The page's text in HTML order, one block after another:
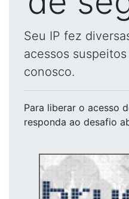
Seu IP fez
acessos
conosco.
Para liberar o acesso
responda ao desafio